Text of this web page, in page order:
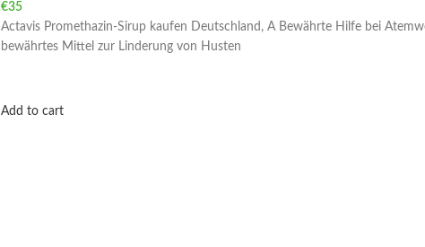
€35
Actavis Promethazin-Sirup kaufen Deutschland, A Bewährte Hilfe bei
bewährtes Mittel zur Linderung von Husten
Add to cart